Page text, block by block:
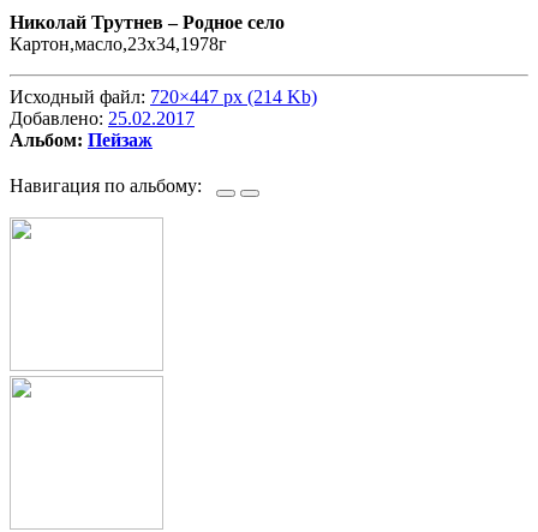
Николай Трутнев –Родное село
Картон,масло,23х34,1978г
Исходный файл: 720×447 px (214 Kb)
Добавлено: 25.02.2017
Альбом: Пейзаж
Навигация по альбому: